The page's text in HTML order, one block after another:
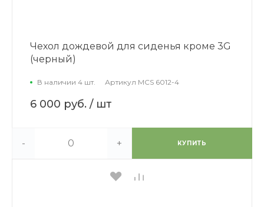
Чехол дождевой для сиденья кроме 3G
(черный)
В наличии 4 шт. Артикул MCS 6012-4
6 000 руб. / шт
- + КУПИТЬ